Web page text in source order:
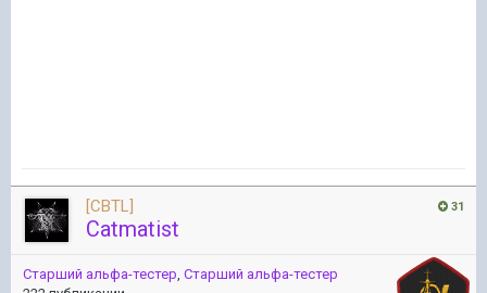
31
[CBTL]
Catmatist
Старший альфа-тестер Старший альфа-тестер